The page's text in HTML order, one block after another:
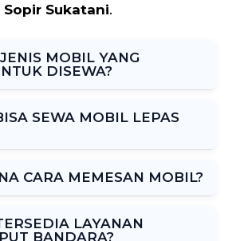
Sukatani.
MOBIL YANG
DISEWA?
SEWA MOBIL LEPAS
CARA MEMESAN MOBIL?
LAYANAN
BANDARA?